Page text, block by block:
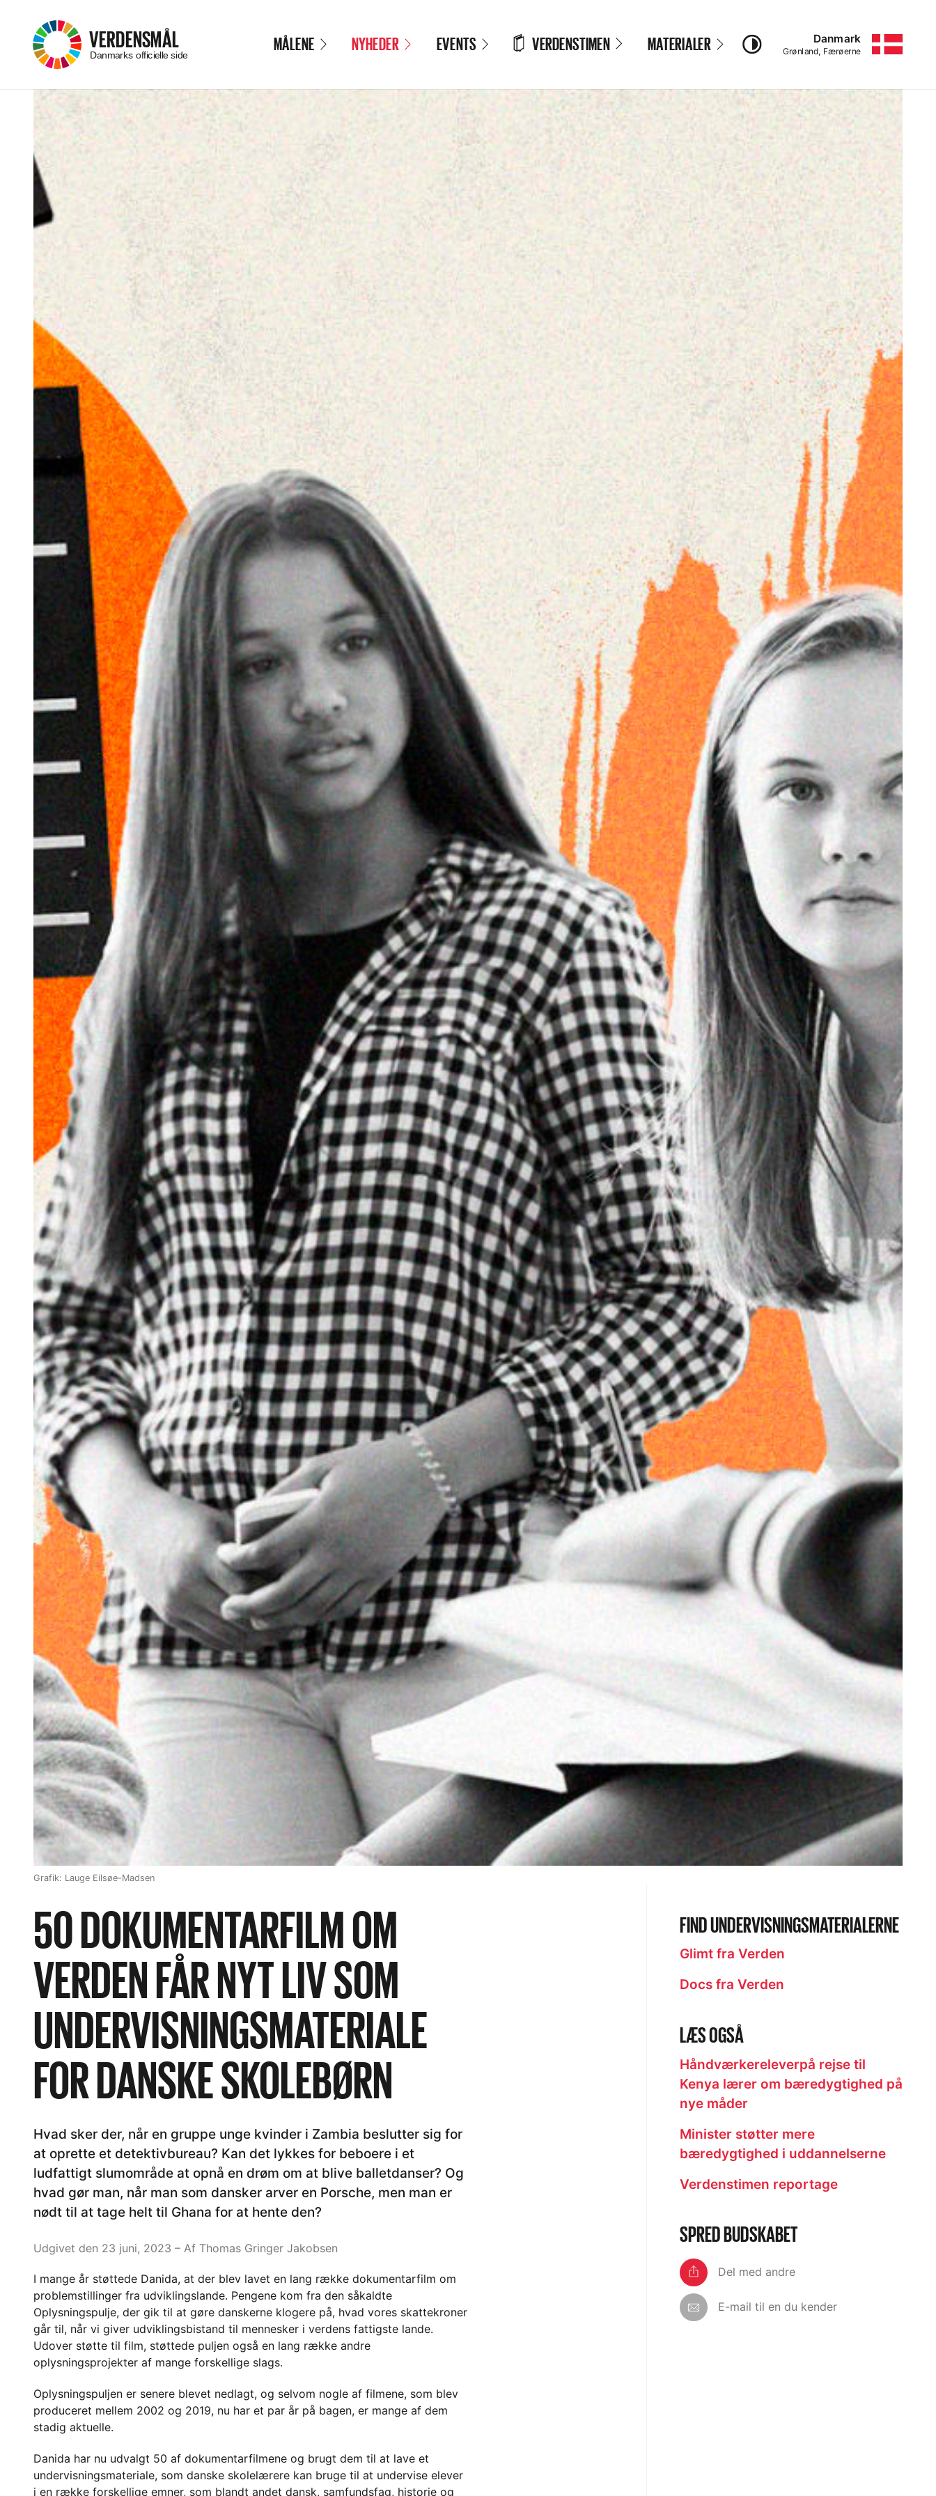
VERDENSMÅL
–
Danmarks officielle side
Menu
MÅLENE NYHEDER EVENTS VERDENSTIMEN MATERIALER Danmark
–
Grønland, Færøerne
Grafik: Lauge Eilsøe-Madsen
50 DOKUMENTARFILM OM
VERDEN FÅR NYT LIV SOM
UNDERVISNINGSMATERIALE
FOR DANSKE SKOLEBØRN
Hvad sker der, når en gruppe unge kvinder i Zambia beslutter sig for
at oprette et detektivbureau? Kan det lykkes for beboere i et
ludfattigt slumområde at opnå en drøm om at blive balletdanser? Og
hvad gør man, når man som dansker arver en Porsche, men man er
nødt til at tage helt til Ghana for at hente den?
Udgivet den 23 juni, 2023 – Af Thomas Gringer Jakobsen
I mange år støttede Danida, at der blev lavet en lang række dokumentarfilm om
problemstillinger fra udviklingslande. Pengene kom fra den såkaldte
Oplysningspulje, der gik til at gøre danskerne klogere på, hvad vores skattekroner
går til, når vi giver udviklingsbistand til mennesker i verdens fattigste lande.
Udover støtte til film, støttede puljen også en lang række andre
oplysningsprojekter af mange forskellige slags.
Oplysningspuljen er senere blevet nedlagt, og selvom nogle af filmene, som blev
produceret mellem 2002 og 2019, nu har et par år på bagen, er mange af dem
stadig aktuelle.
Danida har nu udvalgt 50 af dokumentarfilmene og brugt dem til at lave et
undervisningsmateriale, som danske skolelærere kan bruge til at undervise elever
i en række forskellige emner, som blandt andet dansk, samfundsfag, historie og
FIND UNDERVISNINGSMATERIALERNE
Glimt fra Verden
Docs fra Verden
LÆS OGSÅ
Håndværkereleverpå rejse til
Kenya lærer om bæredygtighed på
nye måder
Minister støtter mere
bæredygtighed i uddannelserne
Verdenstimen reportage
SPRED BUDSKABET
Del med andre
E-mail til en du kender